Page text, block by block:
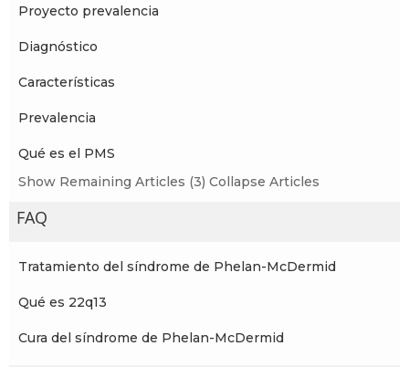
Proyecto prevalencia
Diagnóstico
Características
Prevalencia
Qué es el PMS
Show Remaining Articles (3) Collapse Articles
FAQ
Tratamiento del síndrome de Phelan-McDermid
Qué es 22q13
Cura del síndrome de Phelan-McDermid